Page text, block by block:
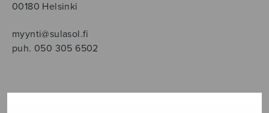
00180 Helsinki
myynti@sulasol.fi
puh. 050 305 6502